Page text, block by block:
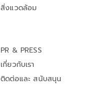
สิ่งแวดล้อม
PR & PRESS
เกี่ยวกับเรา
ติดต่อและ สนับสนุน